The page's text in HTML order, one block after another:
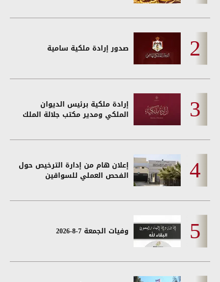
صدور إرادة ملكية سامية
إرادة ملكية برئيس الديوان
الملكي ومدير مكتب جلالة الملك
إعلان هام من إدارة الترخيص حول
الفحص العملي للسواقين
وفيات الجمعة 7-8-2026